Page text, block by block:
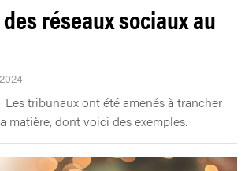
réseaux sociaux au
Les tribunaux ont été amenés à trancher
matière, dont voici des exemples.